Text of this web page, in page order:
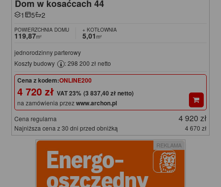
Dom w kosaćcach 44
1 5 2
POWIERZCHNIA DOMU
119,87m²
+ KOTŁOWNIA
5,01m²
jednorodzinny parterowy
Koszty budowy
: 298 200 zł netto
Cena z kodem:ONLINE200
4 720 zł (3 837,40 zł netto)
na zamówienia przezwww.archon.pl
Cena regularna 4 920 zł
Najniższa cena z 30 dni przed obniżką 4 670 zł
REKLAMA